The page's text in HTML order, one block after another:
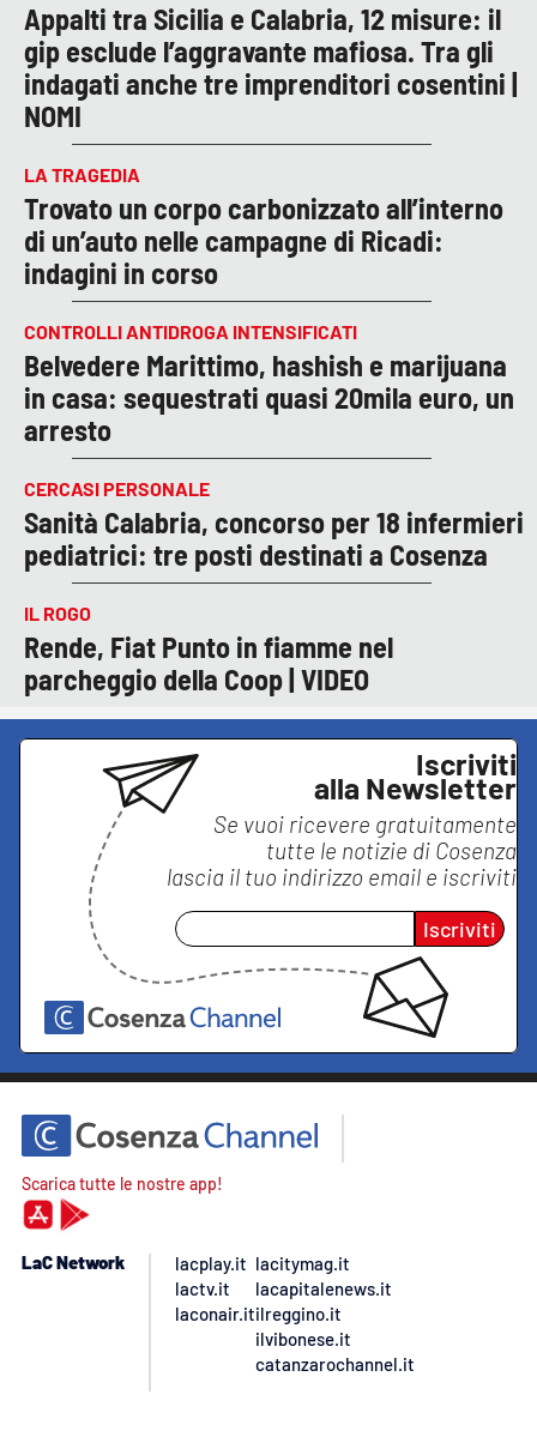
Appalti tra Sicilia e Calabria, 12 misure: il
gip esclude l’aggravante mafiosa. Tra gli
indagati anche tre imprenditori cosentini |
NOMI
LA TRAGEDIA
Trovato un corpo carbonizzato all’interno
di un’auto nelle campagne di Ricadi:
indagini in corso
CONTROLLI ANTIDROGA INTENSIFICATI
Belvedere Marittimo, hashish e marijuana
in casa: sequestrati quasi 20mila euro, un
arresto
CERCASI PERSONALE
Sanità Calabria, concorso per 18 infermieri
pediatrici: tre posti destinati a Cosenza
IL ROGO
Rende, Fiat Punto in fiamme nel
parcheggio della Coop | VIDEO
Iscriviti
alla Newsletter
Se vuoi ricevere gratuitamente
tutte le notizie di Cosenza
lascia il tuo indirizzo email e iscriviti
Iscriviti
Scarica tutte le nostre app!
LaC Network
lacplay.it
lactv.it
laconair.it
lacitymag.it
lacapitalenews.it
ilreggino.it
ilvibonese.it
catanzarochannel.it